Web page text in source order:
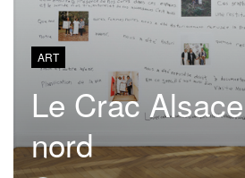
ART
Le Crac
nord